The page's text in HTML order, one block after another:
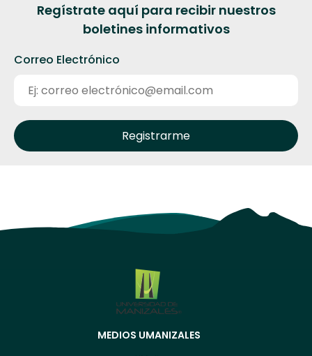
Regístrate aquí para recibir nuestros
boletines informativos
Correo Electrónico
MEDIOS UMANIZALES